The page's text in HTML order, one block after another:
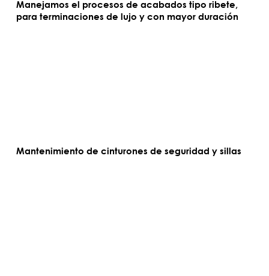
Manejamos el procesos de acabados tipo ribete,
para terminaciones de lujo y con mayor duración
Mantenimiento de cinturones de seguridad y sillas